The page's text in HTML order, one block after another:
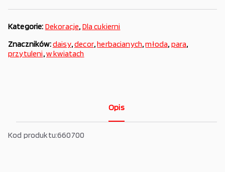
Kategorie: Dekoracje, Dla cukierni
Znaczników:daisy,decor,herbacianych,młoda, para,
przytuleni,w kwiatach
Opis
Kod produktu:660700